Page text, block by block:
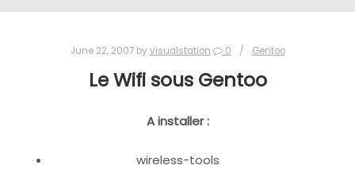
June 22, 2007by visualstation 0 Gentoo
Le Wifi sous Gentoo
A installer :
wireless-tools